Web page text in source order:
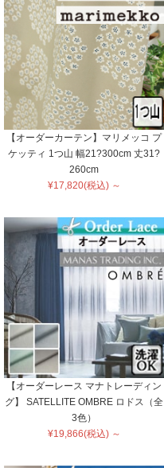
【オーダーカーテン】マリメッコ プ
ケッティ 1つ山 幅21?300cm 丈31?
260cm
¥17,820(税込) ～
【オーダーレース マナトレーディン
グ】 SATELLITE OMBRE ロドス（全
3色）
¥19,866(税込) ～